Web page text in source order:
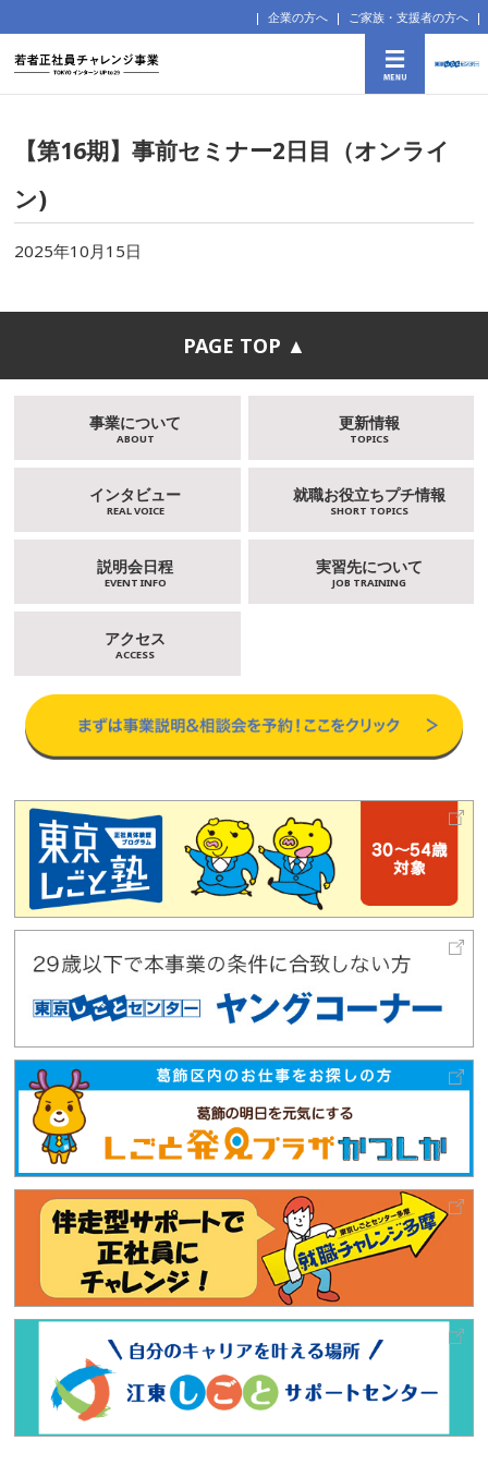
企業の方へ ご家族・支援者の方へ
【第16期】事前セミナー2日目（オンライ
ン)
2025年10月15日
PAGE TOP ▲
事業について
ABOUT
更新情報
TOPICS
インタビュー
REAL VOICE
就職お役立ちプチ情報
SHORT TOPICS
説明会日程
EVENT INFO
実習先について
JOB TRAINING
アクセス
ACCESS